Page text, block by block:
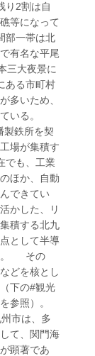
り2割は自
等になって
部一帯は北
有名な平尾
三大夜景に
ある市町村
多いため、
ている。
製鉄所を契
場が集積す
も、工業
ほか、自動
できてい
かした、リ
積する北九
として半導
。 その
どを核とし
下の#観光
参照）。
市は、多
て、関門海
顕著であ